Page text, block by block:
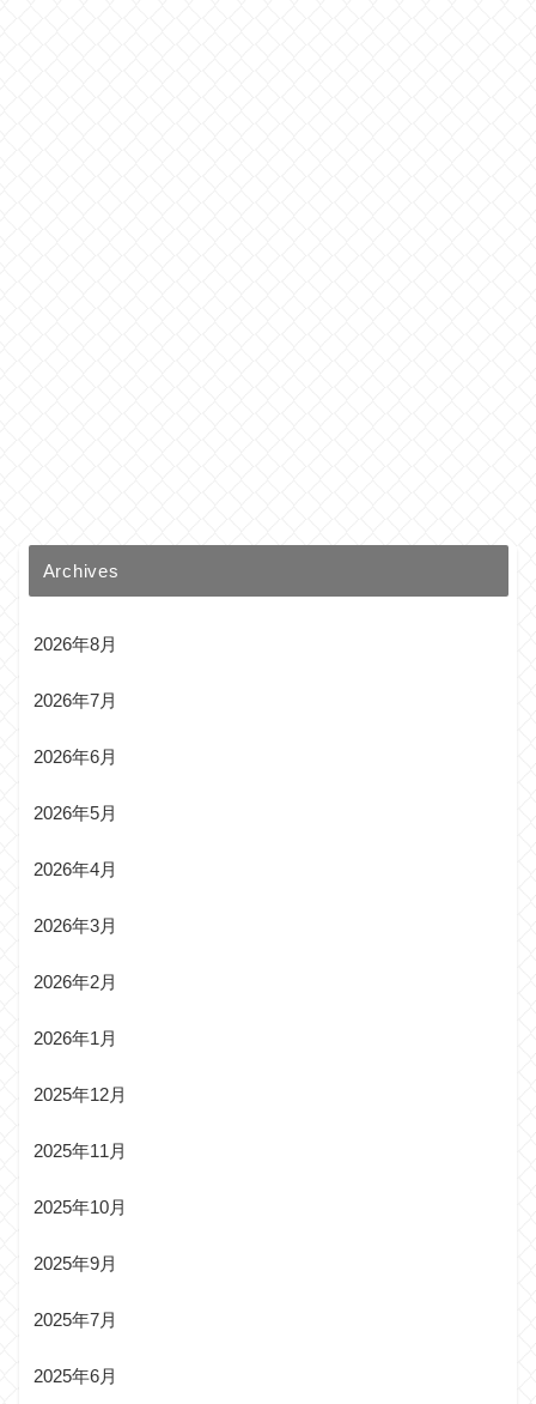
Archives
2026年8月
2026年7月
2026年6月
2026年5月
2026年4月
2026年3月
2026年2月
2026年1月
2025年12月
2025年11月
2025年10月
2025年9月
2025年7月
2025年6月